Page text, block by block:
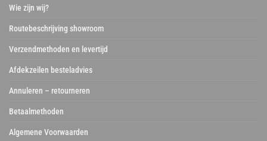
Wie zijn wij?
Routebeschrijving showroom
Verzendmethoden en levertijd
Afdekzeilen besteladvies
Annuleren – retourneren
Betaalmethoden
Algemene Voorwaarden